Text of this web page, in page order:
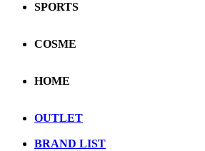
SPORTS
COSME
HOME
OUTLET
BRAND LIST